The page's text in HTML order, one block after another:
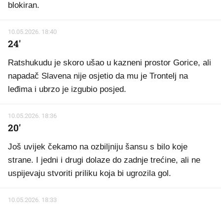
blokiran.
10.05.2026. 18:40
24'
Ratshukudu je skoro ušao u kazneni prostor Gorice, ali
napadač Slavena nije osjetio da mu je Trontelj na
leđima i ubrzo je izgubio posjed.
10.05.2026. 18:36
20'
Još uvijek čekamo na ozbiljniju šansu s bilo koje
strane. I jedni i drugi dolaze do zadnje trećine, ali ne
uspijevaju stvoriti priliku koja bi ugrozila gol.
10.05.2026. 18:33